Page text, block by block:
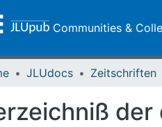
Communities &
JLUdocs Zeitschriften